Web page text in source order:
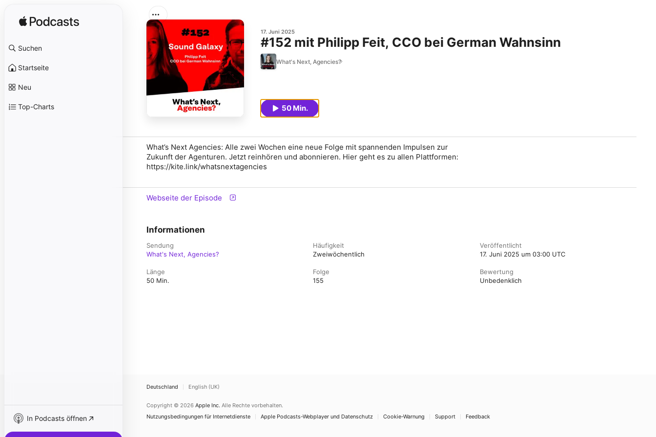
Suchen
Startseite
Neu
Top-Charts
In Podcasts öffnen
17. Juni 2025
#152 mit Philipp Feit, CCO bei German Wahnsinn
What's Next, Agencies?
50 Min.
What’s Next Agencies: Alle zwei Wochen eine neue Folge mit spannenden Impulsen zur
Zukunft der Agenturen. Jetzt reinhören und abonnieren. Hier geht es zu allen Plattformen:
https://kite.link/whatsnextagencies
Webseite der Episode
Informationen
Sendung
What's Next, Agencies?
Häufigkeit
Zweiwöchentlich
Veröffentlicht
17. Juni 2025 um 03:00 UTC
Länge
50 Min.
Folge
155
Bewertung
Unbedenklich
Deutschland English (UK)
Copyright © 2026 Apple Inc. Alle Rechte vorbehalten.
Nutzungsbedingungen für Internetdienste
Apple Podcasts-Webplayer und Datenschutz Cookie-Warnung Support Feedback